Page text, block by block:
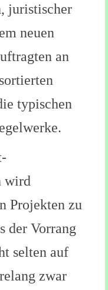
juristischer
neuen
an
typischen
wird
Projekten zu
der Vorrang
selten auf
zwar